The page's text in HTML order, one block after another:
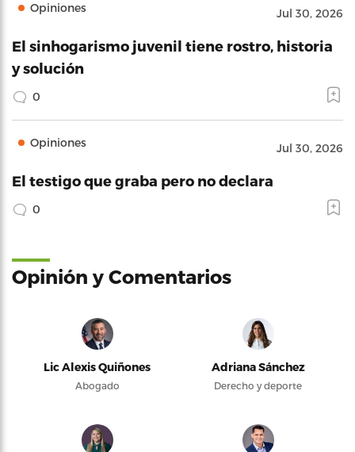
Opiniones Jul 30, 2026
El sinhogarismo juvenil tiene rostro, historia
y solución
0
Opiniones Jul 30, 2026
El testigo que graba pero no declara
0
Opinión y Comentarios
Lic Alexis Quiñones
Abogado
Adriana Sánchez
Derecho y deporte